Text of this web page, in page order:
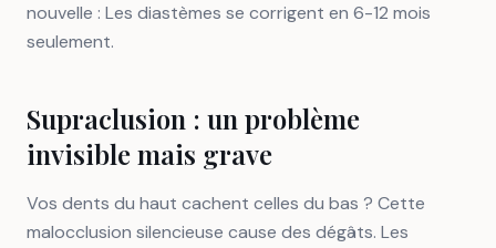
nouvelle : Les diastèmes se corrigent en 6-12 mois
seulement.
Supraclusion : un problème
invisible mais grave
Vos dents du haut cachent celles du bas ? Cette
malocclusion silencieuse cause des dégâts. Les